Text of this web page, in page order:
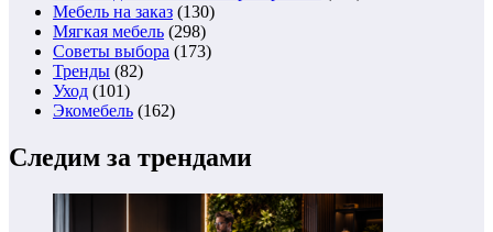
Мебель на заказ (130)
Мягкая мебель (298)
Советы выбора (173)
Тренды (82)
Уход (101)
Экомебель (162)
Следим за трендами